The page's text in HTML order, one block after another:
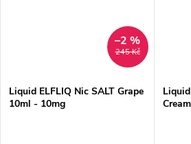
245 Kč
–2 %
Liquid ELFLIQ Nic SALT Grape
10ml - 10mg